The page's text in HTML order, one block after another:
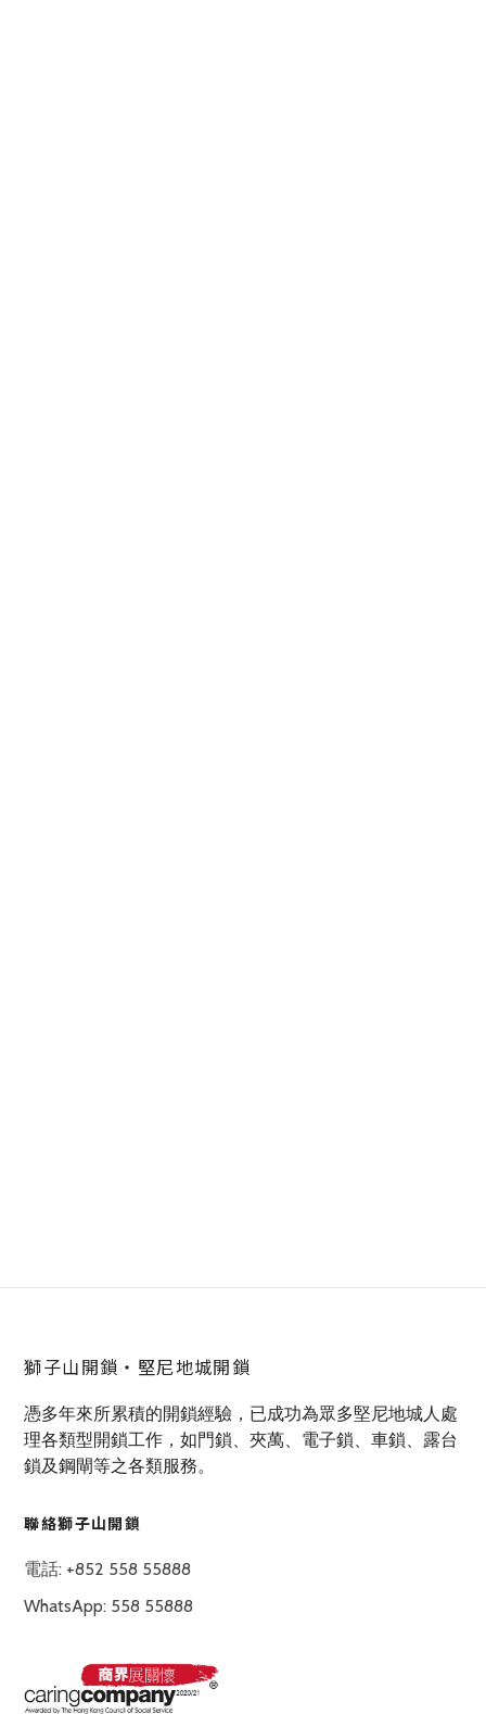
獅子山開鎖‧堅尼地城開鎖
憑多年來所累積的開鎖經驗，已成功為眾多堅尼地城人處
理各類型開鎖工作，如門鎖、夾萬、電子鎖、車鎖、露台
鎖及鋼閘等之各類服務。
聯絡獅子山開鎖
電話: +852 558 55888
WhatsApp: 558 55888